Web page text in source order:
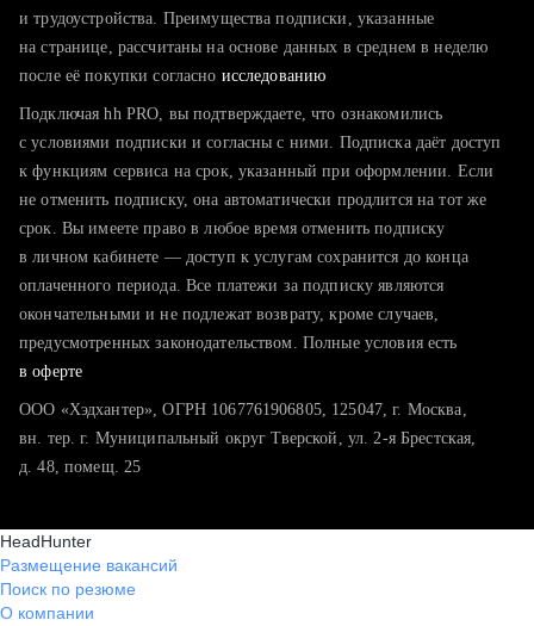
тратите много времени на поиск и вручную поднимаете
хотите сравнить себя с конкурентами и оценить шансы
и трудоустройства. Преимущества подписки, указанные
на странице, рассчитаны на основе данных в среднем в неделю
после её покупки согласно исследованию
Подключая hh PRO, вы подтверждаете, что ознакомились
с условиями подписки и согласны с ними. Подписка даёт доступ
к функциям сервиса на срок, указанный при оформлении. Если
не отменить подписку, она автоматически продлится на тот же
срок. Вы имеете право в любое время отменить подписку
в личном кабинете — доступ к услугам сохранится до конца
оплаченного периода. Все платежи за подписку являются
окончательными и не подлежат возврату, кроме случаев,
предусмотренных законодательством. Полные условия есть
в оферте
ООО «Хэдхантер», ОГРН 1067761906805, 125047, г. Москва,
вн. тер. г. Муниципальный округ Тверской, ул. 2-я Брестская,
д. 48, помещ. 25
HeadHunter
Размещение вакансий
Поиск по резюме
О компании